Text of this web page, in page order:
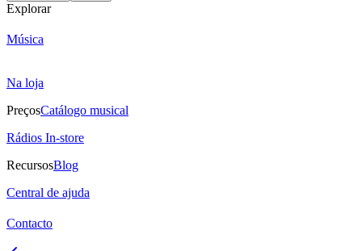
Explorar
Música
Na loja
PreçosCatálogo musical
Rádios In-store
RecursosBlog
Central de ajuda
Contacto